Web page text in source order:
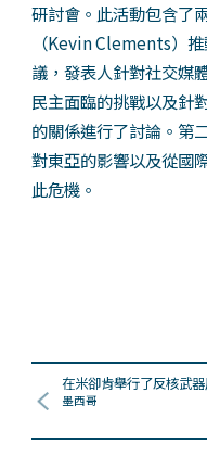
研討會。此活動包含了
（Kevin Clements）
議，發表人針對社交媒
民主面臨的挑戰以及針
的關係進行了討論。第
對東亞的影響以及從國
此危機。
在米卻肯舉行了反核武
墨西哥